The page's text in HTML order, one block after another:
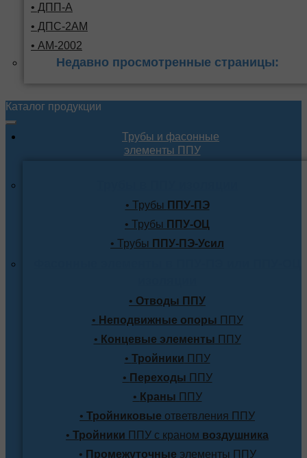
• ДПП-А
• ДПС-2АМ
• АМ-2002
Недавно просмотренные страницы:
Каталог продукции
Трубы и фасонные
элементы ППУ
• Трубы ППУ-ПЭ
• Трубы ППУ-ОЦ
• Трубы ППУ-ПЭ-Усил
• Отводы ППУ
• Неподвижные опоры ППУ
• Концевые элементы ППУ
• Тройники ППУ
• Переходы ППУ
• Краны ППУ
• Тройниковые ответвления ППУ
• Тройники ППУ с краном воздушника
• Промежуточные элементы ППУ